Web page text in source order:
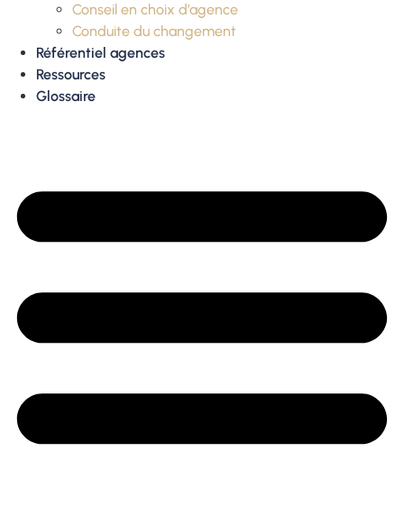
Conseil en choix d’agence
Conduite du changement
Référentiel agences
Ressources
Glossaire